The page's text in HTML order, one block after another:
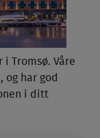
i Tromsø. Våre
har god
i ditt